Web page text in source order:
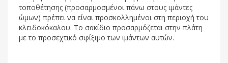
τοποθέτησης (προσαρμοσμένοι πάνω στους ιμάντες
ώμων) πρέπει να είναι προσκολλημένοι στη περιοχή του
κλειδοκόκαλου. Το σακίδιο προσαρμόζεται στην πλάτη
με το προσεχτικό σφίξιμο των ιμάντων αυτών.